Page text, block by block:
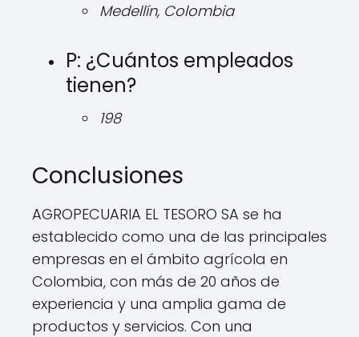
Medellín, Colombia
P: ¿Cuántos empleados
tienen?
198
Conclusiones
AGROPECUARIA EL TESORO SA se ha
establecido como una de las principales
empresas en el ámbito agrícola en
Colombia, con más de 20 años de
experiencia y una amplia gama de
productos y servicios. Con una